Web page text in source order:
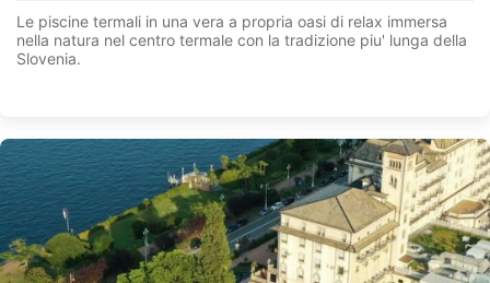
Le piscine termali in una vera a propria oasi di relax immersa
nella natura nel centro termale con la tradizione piu' lunga della
Slovenia.